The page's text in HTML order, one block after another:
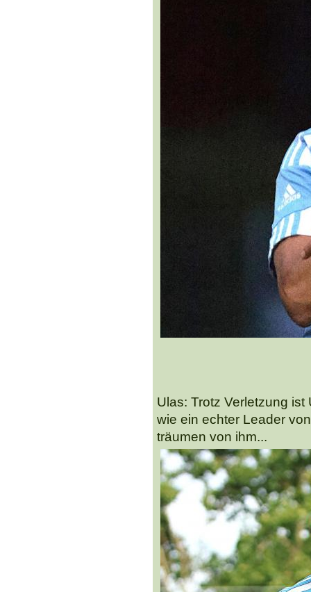
Ulas: Trotz Verletzung
wie ein echter Leader
träumen von ihm...